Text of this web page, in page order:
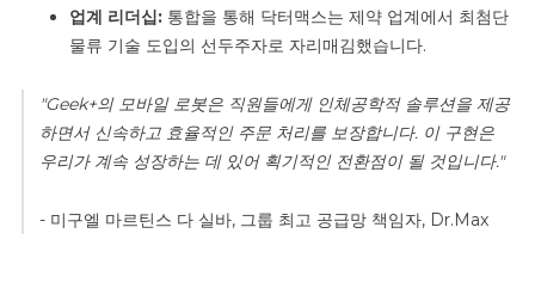
업계 리더십: 통합을 통해 닥터맥스는 제약 업계에서 최첨단
물류 기술 도입의 선두주자로 자리매김했습니다.
"Geek+의 모바일 로봇은 직원들에게 인체공학적 솔루션을 제공
하면서 신속하고 효율적인 주문 처리를 보장합니다. 이 구현은
우리가 계속 성장하는 데 있어 획기적인 전환점이 될 것입니다."
- 미구엘 마르틴스 다 실바, 그룹 최고 공급망 책임자, Dr.Max